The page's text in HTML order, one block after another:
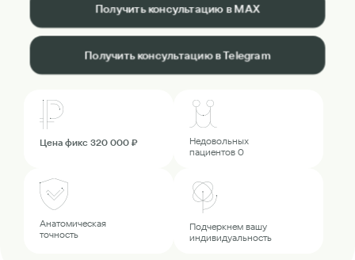
Получить консультацию в MAX
Получить консультацию в Telegram
Цена фикс 320 000 ₽
Недовольных
пациентов 0
Анатомическая
точность
Подчеркнем вашу
индивидуальность